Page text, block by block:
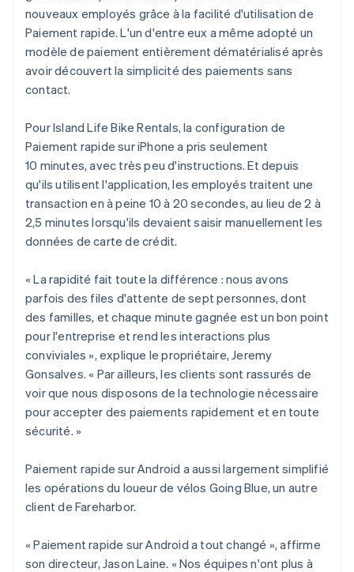
nouveaux employés grâce à la facilité d'utilisation de
Paiement rapide. L'un d'entre eux a même adopté un
modèle de paiement entièrement dématérialisé après
avoir découvert la simplicité des paiements sans
contact.
Pour Island Life Bike Rentals, la configuration de
Paiement rapide sur iPhone a pris seulement
10 minutes, avec très peu d'instructions. Et depuis
qu'ils utilisent l'application, les employés traitent une
transaction en à peine 10 à 20 secondes, au lieu de 2 à
2,5 minutes lorsqu'ils devaient saisir manuellement les
données de carte de crédit.
« La rapidité fait toute la différence : nous avons
parfois des files d'attente de sept personnes, dont
des familles, et chaque minute gagnée est un bon point
pour l'entreprise et rend les interactions plus
conviviales », explique le propriétaire, Jeremy
Gonsalves. « Par ailleurs, les clients sont rassurés de
voir que nous disposons de la technologie nécessaire
pour accepter des paiements rapidement et en toute
sécurité. »
Paiement rapide sur Android a aussi largement simplifié
les opérations du loueur de vélos Going Blue, un autre
client de Fareharbor.
« Paiement rapide sur Android a tout changé », affirme
son directeur, Jason Laine. « Nos équipes n'ont plus à